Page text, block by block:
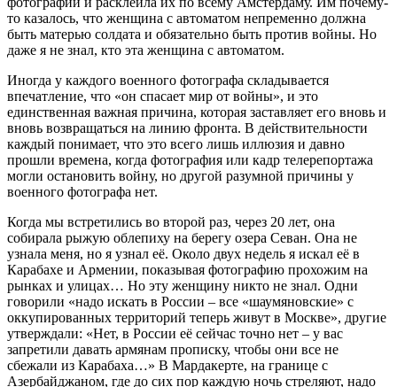
то казалось, что женщина с автоматом непременно должна
быть матерью солдата и обязательно быть против войны. Но
даже я не знал, кто эта женщина с автоматом.
Иногда у каждого военного фотографа складывается
впечатление, что «он спасает мир от войны», и это
единственная важная причина, которая заставляет его вновь и
вновь возвращаться на линию фронта. В действительности
каждый понимает, что это всего лишь иллюзия и давно
прошли времена, когда фотография или кадр телерепортажа
могли остановить войну, но другой разумной причины у
военного фотографа нет.
Когда мы встретились во второй раз, через 20 лет, она
собирала рыжую облепиху на берегу озера Севан. Она не
узнала меня, но я узнал её. Около двух недель я искал её в
Карабахе и Армении, показывая фотографию прохожим на
рынках и улицах… Но эту женщину никто не знал. Одни
говорили «надо искать в России – все «шаумяновские» с
оккупированных территорий теперь живут в Москве», другие
утверждали: «Нет, в России её сейчас точно нет – у вас
запретили давать армянам прописку, чтобы они все не
сбежали из Карабаха…» В Мардакерте, на границе с
Азербайджаном, где до сих пор каждую ночь стреляют, надо